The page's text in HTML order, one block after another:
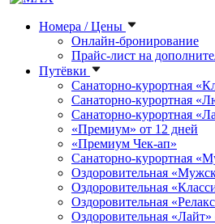
Номера / Цены
Онлайн-бронирование
Прайс-лист на
Путёвки
Санаторно-курортная
Санаторно-курортная
Санаторно-курортная
«Премиум» от 12 дней
«Премиум Чек-ап»
Санаторно-курортная
Оздоровительная
Оздоровительная
Оздоровительная
Оздоровительная «Лайт»